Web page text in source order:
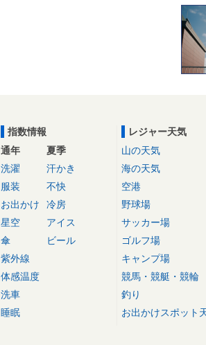
指数情報
通年
洗濯
服装
お出かけ
星空
傘
紫外線
体感温度
洗車
睡眠
夏季
汗かき
不快
冷房
アイス
ビール
レジャー天気
山の天気
海の天気
空港
野球場
サッカー場
ゴルフ場
キャンプ場
競馬・競艇・競輪
釣り
お出かけスポット